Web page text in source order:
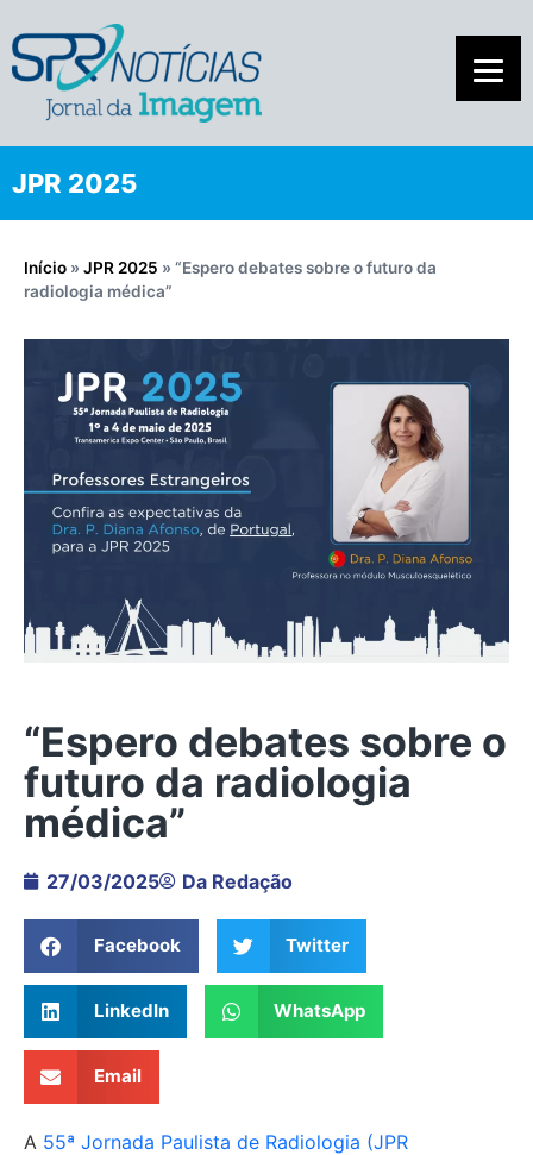
JPR 2025
Início » JPR 2025 » “Espero debates sobre o futuro da
radiologia médica”
“Espero debates sobre o
futuro da radiologia
médica”
27/03/2025 Da Redação
Facebook Twitter
LinkedIn WhatsApp
Email
A 55ª Jornada Paulista de Radiologia (JPR